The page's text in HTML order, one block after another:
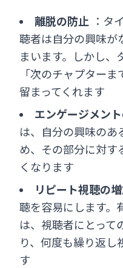
離脱の防止 ：タ
聴者は自分の興味が
まいます。しかし、
「次のチャプター
留まってくれます
エンゲージメン
は、自分の興味のあ
め、その部分に対す
くなります
リピート視聴の
聴を容易にします。
は、視聴者にとって
り、何度も繰り返し
す